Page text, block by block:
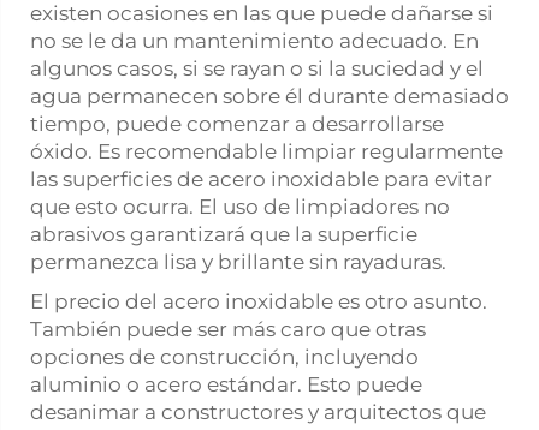
existen ocasiones en las que puede dañarse si
no se le da un mantenimiento adecuado. En
algunos casos, si se rayan o si la suciedad y el
agua permanecen sobre él durante demasiado
tiempo, puede comenzar a desarrollarse
óxido. Es recomendable limpiar regularmente
las superficies de acero inoxidable para evitar
que esto ocurra. El uso de limpiadores no
abrasivos garantizará que la superficie
permanezca lisa y brillante sin rayaduras.
El precio del acero inoxidable es otro asunto.
También puede ser más caro que otras
opciones de construcción, incluyendo
aluminio o acero estándar. Esto puede
desanimar a constructores y arquitectos que